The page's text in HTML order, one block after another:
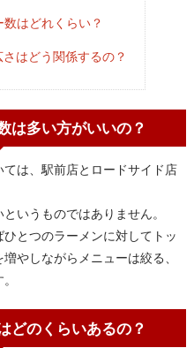
はどれくらい？
はどう関係するの？
は多い方がいいの？
は、駅前店とロードサイド店
いうものではありません。
とつのラーメンに対してトッ
やしながらメニューは絞る、
どのくらいあるの？